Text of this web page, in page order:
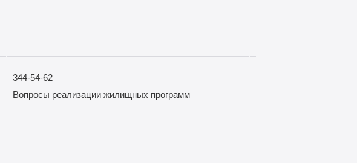
344-54-62
Вопросы реализации жилищных программ